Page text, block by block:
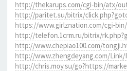
http://thekarups.com/cgi-bin/atx/
http://paritet.su/bitrix/
https://www.girlznation.com/cgi-bin/
http://telefon.1crm.ru/bitrix/
http://www.chepiao100.com/
http://www.zhengdeyang.com/Link/
http://chris.moy.su/go?https://